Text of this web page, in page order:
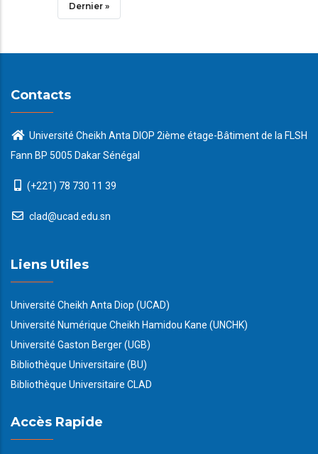
Dernière
Dernier »
Contacts
Université Cheikh Anta DIOP 2ième étage-Bâtiment de la FLSH
Fann BP 5005 Dakar Sénégal
(+221) 78 730 11 39
clad@ucad.edu.sn
Liens Utiles
Université Cheikh Anta Diop (UCAD)
Université Numérique Cheikh Hamidou Kane (UNCHK)
Université Gaston Berger (UGB)
Bibliothèque Universitaire (BU)
Bibliothèque Universitaire CLAD
Accès Rapide